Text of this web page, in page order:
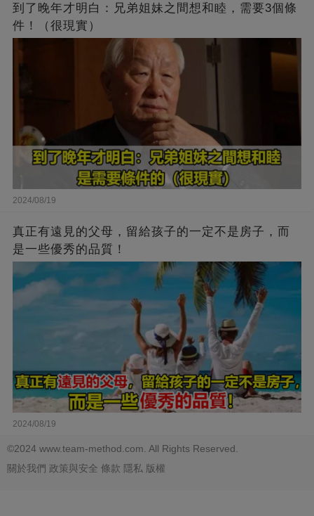
到了晚年才明白：兄弟姐妹之間想和睦，需要3個條
件！（很現實）
2024/08/19
真正有遠見的父母，留給孩子的一定不是房子，而
是一些優秀的品質！
2024/08/19
©2024 www.team-method.com. All Rights Reserved.
關於我們 政策與安全 條款 隱私 版權